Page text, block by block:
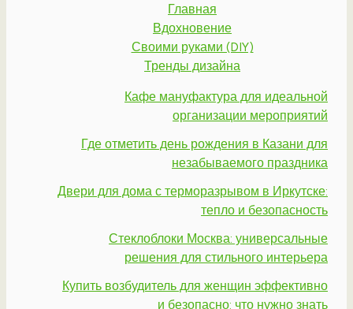
Главная
Вдохновение
Своими руками (DIY)
Тренды дизайна
Кафе мануфактура для идеальной
организации мероприятий
Где отметить день рождения в Казани для
незабываемого праздника
Двери для дома с терморазрывом в Иркутске:
тепло и безопасность
Стеклоблоки Москва: универсальные
решения для стильного интерьера
Купить возбудитель для женщин эффективно
и безопасно: что нужно знать